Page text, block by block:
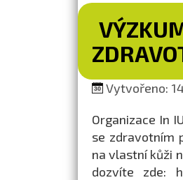
Vytvořeno:
Organizace In
se zdravotním
na vlastní kůži
dozvíte zde: